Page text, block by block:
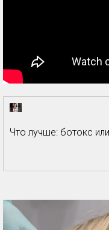
Что лучше: ботокс